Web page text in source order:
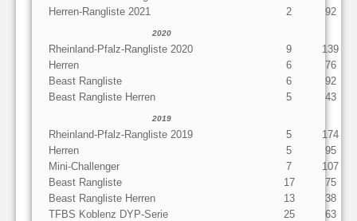
Herren-Rangliste 2021
2 92
2020
Rheinland-Pfalz-Rangliste 2020 9
139
Herren
6
76
Beast Rangliste
6
92
Beast Rangliste Herren
5 43
2019
Rheinland-Pfalz-Rangliste 2019 5
174
Herren
5
95
Mini-Challenger
7
107
Beast Rangliste
17
75
Beast Rangliste Herren
13
38
TFBS Koblenz DYP-Serie
25
63